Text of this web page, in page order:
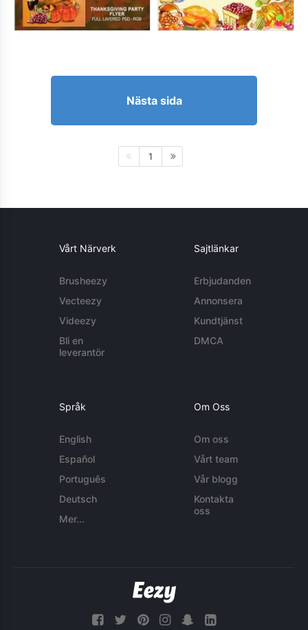
Nästa sida
1
Vårt Närverk
Brusheezy
Vecteezy
Videezy
Bli en
leverantör
Sajtlänkar
Erbjudanden
Annonsera
Kundtjänst
DMCA
Språk
English
Español
Português
Deutsch
Mer...
Om Oss
Om oss
Vårt team
Vår blogg
Kontakta
oss